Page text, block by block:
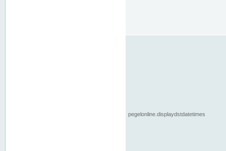
pegelonline.displaydstdatetimes